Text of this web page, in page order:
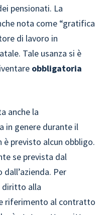
pensionati. La
nota come “gratifica
di lavoro in
Tale usanza si è
obbligatoria
anche la
in genere durante il
previsto alcun obbligo.
se prevista dal
Per
diritto alla
riferimento al contratto